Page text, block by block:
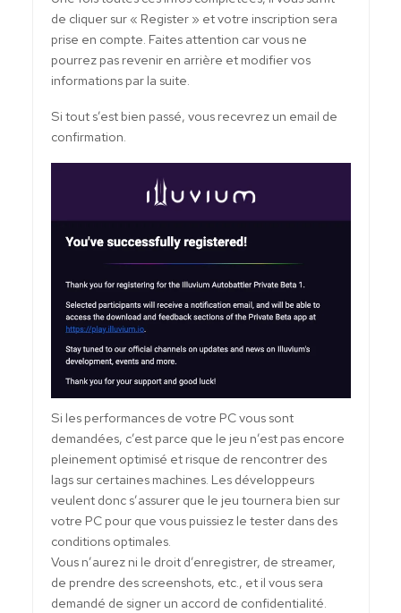
de cliquer sur « Register » et votre inscription sera
prise en compte. Faites attention car vous ne
pourrez pas revenir en arrière et modifier vos
informations par la suite.
Si tout s’est bien passé, vous recevrez un email de
confirmation.
Si les performances de votre PC vous sont
demandées, c’est parce que le jeu n’est pas encore
pleinement optimisé et risque de rencontrer des
lags sur certaines machines. Les développeurs
veulent donc s’assurer que le jeu tournera bien sur
votre PC pour que vous puissiez le tester dans des
conditions optimales.
Vous n’aurez ni le droit d’enregistrer, de streamer,
de prendre des screenshots, etc., et il vous sera
demandé de signer un accord de confidentialité.